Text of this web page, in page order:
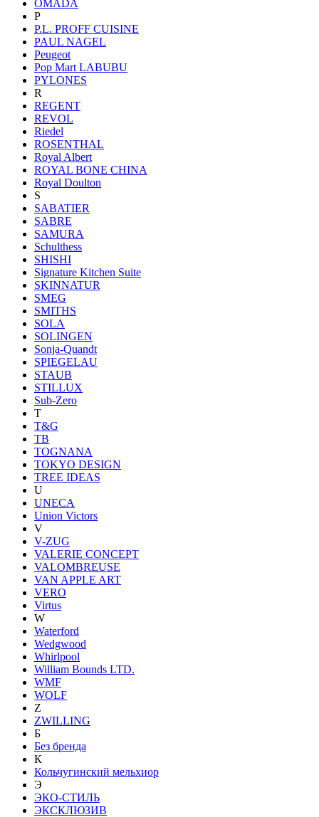
OMADA
P
P.L. PROFF CUISINE
PAUL NAGEL
Peugeot
Pop Mart LABUBU
PYLONES
R
REGENT
REVOL
Riedel
ROSENTHAL
Royal Albert
ROYAL BONE CHINA
Royal Doulton
S
SABATIER
SABRE
SAMURA
Schulthess
SHISHI
Signature Kitchen Suite
SKINNATUR
SMEG
SMITHS
SOLA
SOLINGEN
Sonja-Quandt
SPIEGELAU
STAUB
STILLUX
Sub-Zero
T
T&G
TB
TOGNANA
TOKYO DESIGN
TREE IDEAS
U
UNECA
Union Victors
V
V-ZUG
VALERIE CONCEPT
VALOMBREUSE
VAN APPLE ART
VERO
Virtus
W
Waterford
Wedgwood
Whirlpool
William Bounds LTD.
WMF
WOLF
Z
ZWILLING
Б
Без бренда
К
Кольчугинский мельхиор
Э
ЭКО-СТИЛЬ
ЭКСКЛЮЗИВ